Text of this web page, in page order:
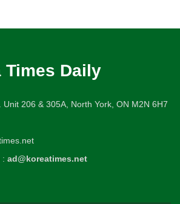
Times Daily
Unit 206 & 305A, North York, ON M2N 6H7
: ad@koreatimes.net